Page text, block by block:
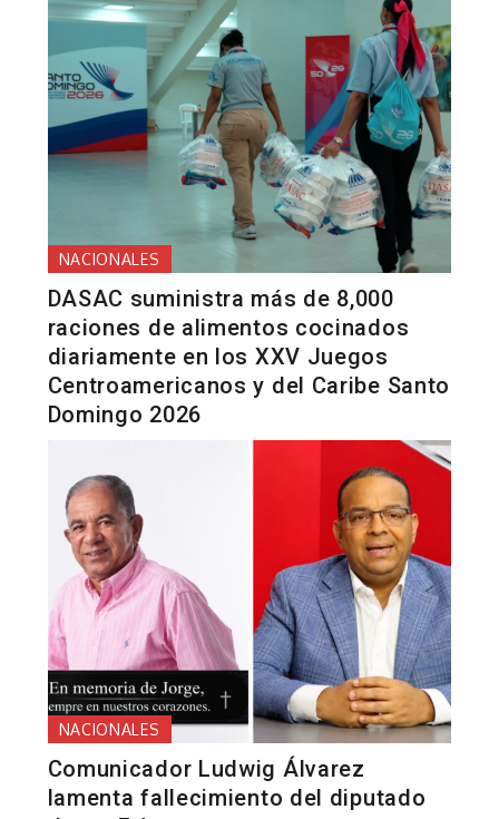
NACIONALES
DASAC suministra más de 8,000
raciones de alimentos cocinados
diariamente en los XXV Juegos
Centroamericanos y del Caribe Santo
Domingo 2026
NACIONALES
Comunicador Ludwig Álvarez
lamenta fallecimiento del diputado